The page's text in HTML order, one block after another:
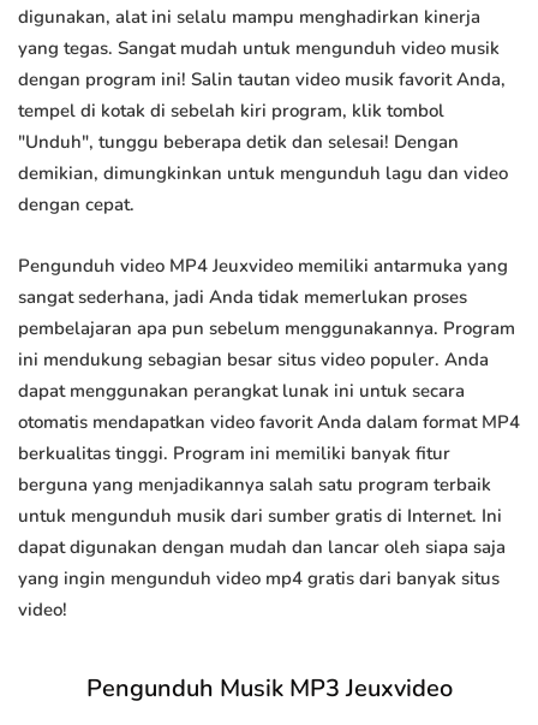
digunakan, alat ini selalu mampu menghadirkan kinerja
yang tegas. Sangat mudah untuk mengunduh video musik
dengan program ini! Salin tautan video musik favorit Anda,
tempel di kotak di sebelah kiri program, klik tombol
"Unduh", tunggu beberapa detik dan selesai! Dengan
demikian, dimungkinkan untuk mengunduh lagu dan video
dengan cepat.
Pengunduh video MP4 Jeuxvideo memiliki antarmuka yang
sangat sederhana, jadi Anda tidak memerlukan proses
pembelajaran apa pun sebelum menggunakannya. Program
ini mendukung sebagian besar situs video populer. Anda
dapat menggunakan perangkat lunak ini untuk secara
otomatis mendapatkan video favorit Anda dalam format MP4
berkualitas tinggi. Program ini memiliki banyak fitur
berguna yang menjadikannya salah satu program terbaik
untuk mengunduh musik dari sumber gratis di Internet. Ini
dapat digunakan dengan mudah dan lancar oleh siapa saja
yang ingin mengunduh video mp4 gratis dari banyak situs
video!
Pengunduh Musik MP3 Jeuxvideo